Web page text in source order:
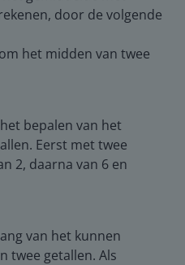
door de volgende
het midden van twee
bepalen van het
Eerst met twee
2, daarna van 6 en
van het kunnen
twee getallen. Als